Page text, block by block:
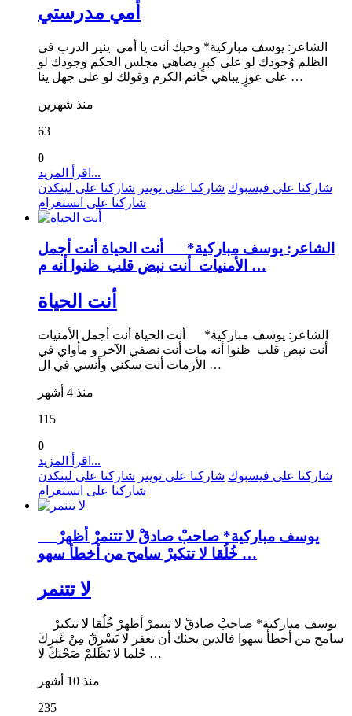
أمي مدرستي
الشاعر: يوسف مباركية* وحبك أنت يا أمي ينير الدرب في
الظلم وُجودك لو على كبرٍ يضاهي مجلس الحكم وَجودك لو
على عوزٍ يباهي حاتم الكرم وقولك لو على جهل ينا …
منذ شهرين
63
0
اقرأ المزيد...
شاركنا على فيسبوك شاركنا على تويتر شاركنا على لينكدن
شاركنا على انستغرام
الشاعر: يوسف مباركية* أنت الحياة أنت أجمل
الأمنيات أنت نبض قلب ظنوا أنه م …
أنت الحياة
الشاعر: يوسف مباركية* أنت الحياة أنت أجمل الأمنيات
أنت نبض قلب ظنوا أنه مات أنت نصفي الآخر و مأواي في
الأزمات أنت سكني وأنسي في ال …
منذ 4 أشهر
115
0
اقرأ المزيد...
شاركنا على فيسبوك شاركنا على تويتر شاركنا على لينكدن
شاركنا على انستغرام
خُلُقا لا تتكبرْ سامح من أخطأ سهو …
لا تتنمر
سامح من أخطأ سهوا فالدين يحثك أن تغفر لا تَسْرِقْ مِنْ غَيرِكَ
حُلما لا تَظلمْ صَحْبَكَ لا …
منذ 10 أشهر
235